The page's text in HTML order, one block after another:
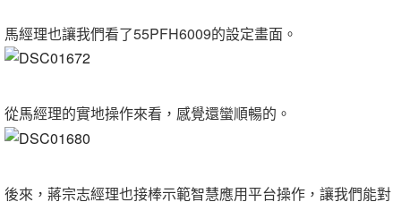
馬經理也讓我們看了55PFH6009的設定畫面。
從馬經理的實地操作來看，感覺還蠻順暢的。
後來，蔣宗志經理也接棒示範智慧應用平台操作，讓我們能對